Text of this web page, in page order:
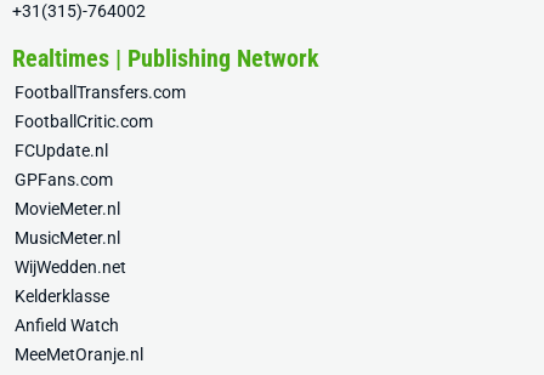
+31(315)-764002
Realtimes | Publishing Network
FootballTransfers.com
FootballCritic.com
FCUpdate.nl
GPFans.com
MovieMeter.nl
MusicMeter.nl
WijWedden.net
Kelderklasse
Anfield Watch
MeeMetOranje.nl